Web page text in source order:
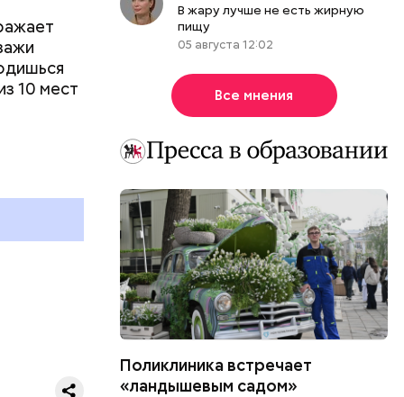
10 мест
в
В жару лучше не есть жирную
пищу
05 августа 12:02
Все мнения
Поликлиника встречает
«ландышевым садом»